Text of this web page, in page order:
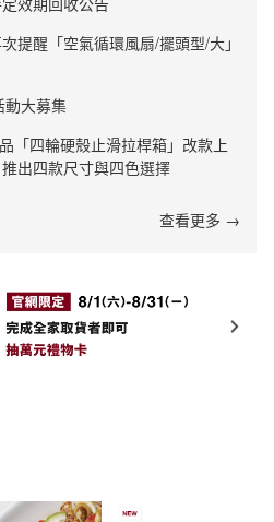
提醒「空氣循環風扇/擺頭型/大」
動大募集
「四輪硬殼止滑拉桿箱」改款上
出四款尺寸與四色選擇
查看更多 →